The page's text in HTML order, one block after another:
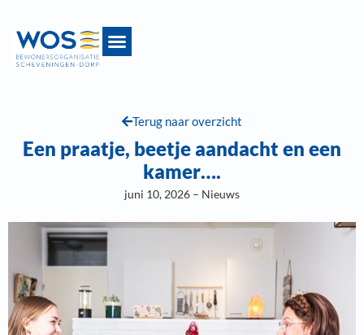
Terug naar overzicht
Een praatje, beetje aandacht en een
kamer….
juni 10, 2026 – Nieuws